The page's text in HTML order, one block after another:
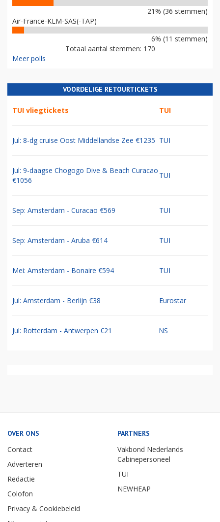
21% (36 stemmen)
Air-France-KLM-SAS(-TAP)
6% (11 stemmen)
Totaal aantal stemmen: 170
Meer polls
VOORDELIGE RETOURTICKETS
TUI vliegtickets TUI
Jul: 8-dg cruise Oost Middellandse Zee €1235 TUI
Jul: 9-daagse Chogogo Dive & Beach Curacao
€1056
TUI
Sep: Amsterdam - Curacao €569 TUI
Sep: Amsterdam - Aruba €614 TUI
Mei: Amsterdam - Bonaire €594 TUI
Jul: Amsterdam - Berlijn €38 Eurostar
Jul: Rotterdam - Antwerpen €21 NS
OVER ONS
Contact
Adverteren
Redactie
Colofon
Privacy & Cookiebeleid
PARTNERS
Vakbond Nederlands
Cabinepersoneel
TUI
NEWHEAP